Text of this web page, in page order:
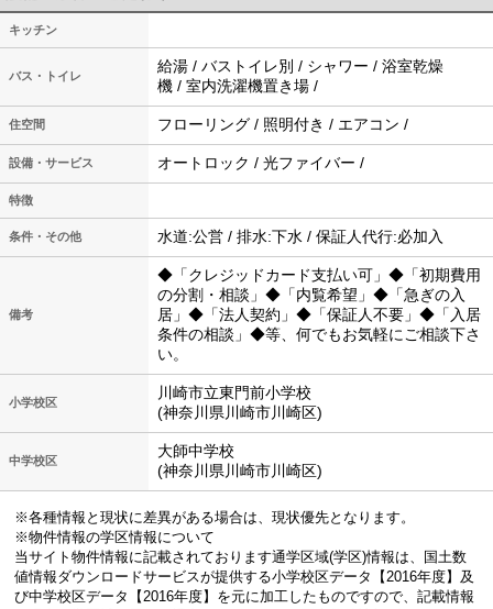
キッチン
バス・トイレ
給湯 / バストイレ別 / シャワー / 浴室乾燥
機 / 室内洗濯機置き場 /
住空間 フローリング / 照明付き / エアコン /
設備・サービス オートロック / 光ファイバー /
特徴
条件・その他 水道:公営 / 排水:下水 / 保証人代行:必加入
備考
◆「クレジッドカード支払い可」◆「初期費用
の分割・相談」◆「内覧希望」◆「急ぎの入
居」◆「法人契約」◆「保証人不要」◆「入居
条件の相談」◆等、何でもお気軽にご相談下さ
い。
小学校区
川崎市立東門前小学校
(神奈川県川崎市川崎区)
中学校区
大師中学校
(神奈川県川崎市川崎区)
※各種情報と現状に差異がある場合は、現状優先となります。
※物件情報の学区情報について
当サイト物件情報に記載されております通学区域(学区)情報は、国土数
値情報ダウンロードサービスが提供する小学校区データ【2016年度】及
び中学校区データ【2016年度】を元に加工したものですので、記載情報